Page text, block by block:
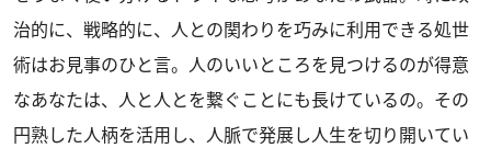
治的に、戦略的に、人との関わりを巧みに利用できる処世
術はお見事のひと言。人のいいところを見つけるのが得意
なあなたは、人と人とを繋ぐことにも長けているの。その
円熟した人柄を活用し、人脈で発展し人生を切り開いてい